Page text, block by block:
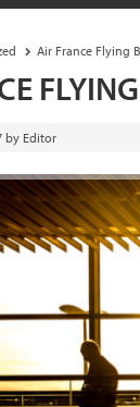
Air France Flying
by Editor